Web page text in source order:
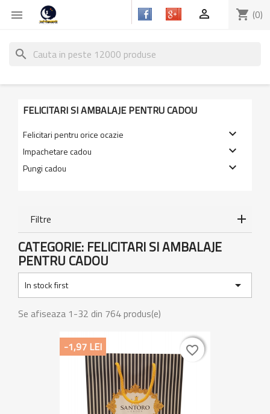
 shopping_cart (0)

search
FELICITARI SI AMBALAJE PENTRU CADOU
Felicitari pentru orice ocazie 
Impachetare cadou 
Pungi cadou 
Filtre
CATEGORIE: FELICITARI SI AMBALAJE
PENTRU CADOU
In stock first

Se afiseaza 1-32 din 764 produs(e)
-1,97 LEI favorite_border
favorite_border